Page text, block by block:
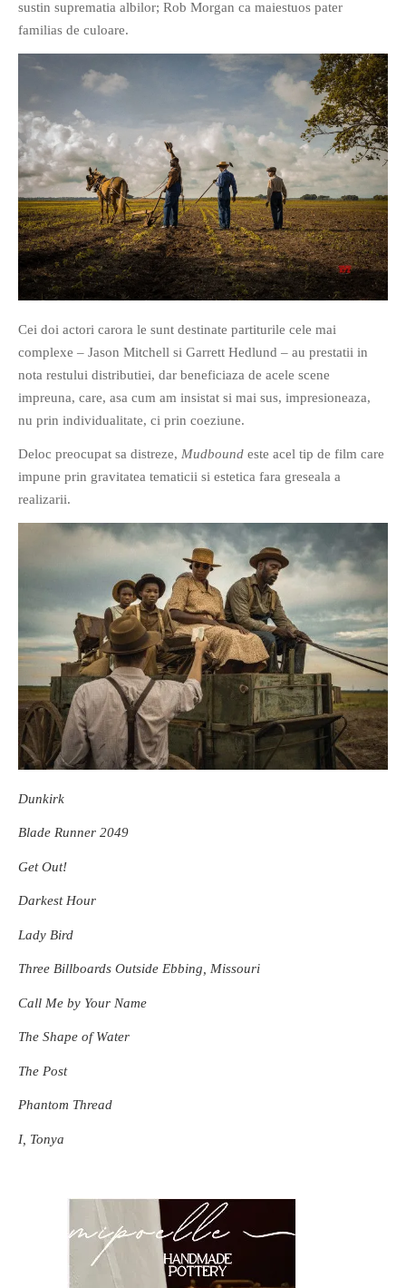
sustin suprematia albilor; Rob Morgan ca maiestuos pater
familias de culoare.
Cei doi actori carora le sunt destinate partiturile cele mai
complexe – Jason Mitchell si Garrett Hedlund – au prestatii in
nota restului distributiei, dar beneficiaza de acele scene
impreuna, care, asa cum am insistat si mai sus, impresioneaza,
nu prin individualitate, ci prin coeziune.
Deloc preocupat sa distreze, Mudbound este acel tip de film care
impune prin gravitatea tematicii si estetica fara greseala a
realizarii.
Dunkirk
Blade Runner 2049
Get Out!
Darkest Hour
Lady Bird
Three Billboards Outside Ebbing, Missouri
Call Me by Your Name
The Shape of Water
The Post
Phantom Thread
I, Tonya